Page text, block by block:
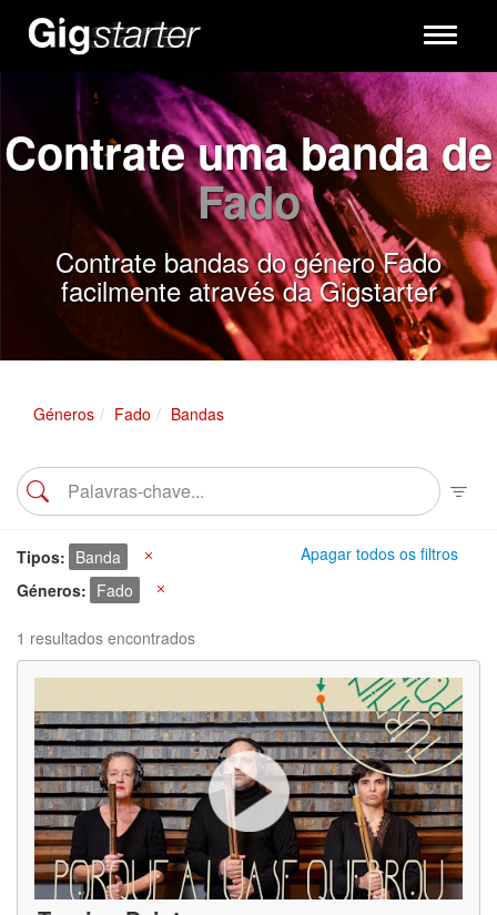
Toggle
Contrate uma banda de
Fado
Contrate bandas do género Fado
facilmente através da Gigstarter
Géneros Fado Bandas
Apagar todos os filtros
Tipos Banda
Géneros
Fado
1 resultados encontrados